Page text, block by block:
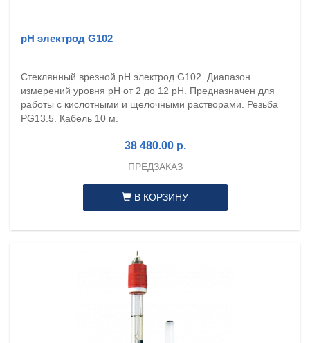
рН электрод G102
Стеклянный врезной pH электрод G102. Диапазон
измерений уровня pH от 2 до 12 pH. Предназначен для
работы с кислотными и щелочными растворами. Резьба
PG13.5. Кабель 10 м.
38 480.00 р.
ПРЕДЗАКАЗ
В КОРЗИНУ